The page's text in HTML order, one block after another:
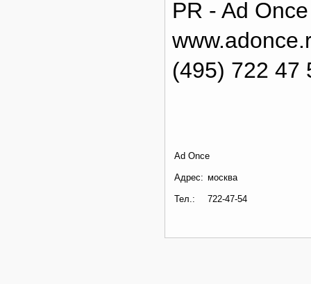
PR - Ad Once
(495) 722 47
Ad Once
Адрес: москва
Тел.: 722-47-54